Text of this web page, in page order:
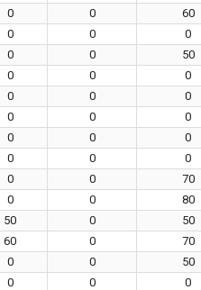
0 0 60
0 0 0
0 0 50
0 0 0
0 0 0
0 0 0
0 0 0
0 0 0
0 0 70
0 0 80
50 0 50
60 0 70
0 0 50
0 0 0